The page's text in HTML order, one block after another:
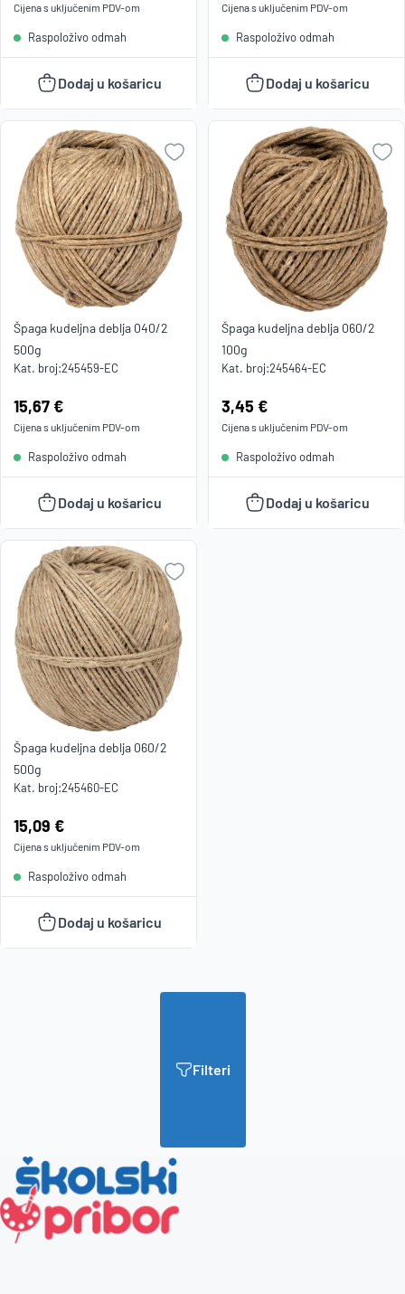
Cijena s uključenim PDV-om
Raspoloživo odmah
Dodaj u košaricu
Cijena s uključenim PDV-om
Raspoloživo odmah
Dodaj u košaricu
Špaga kudeljna deblja 040/2
500g
Kat. broj:245459-EC
Cijena:
15,67 €
Cijena s uključenim PDV-om
Raspoloživo odmah
Dodaj u košaricu
Špaga kudeljna deblja 060/2
100g
Kat. broj:245464-EC
Cijena:
3,45 €
Cijena s uključenim PDV-om
Raspoloživo odmah
Dodaj u košaricu
Špaga kudeljna deblja 060/2
500g
Kat. broj:245460-EC
Cijena:
15,09 €
Cijena s uključenim PDV-om
Raspoloživo odmah
Dodaj u košaricu
Filteri